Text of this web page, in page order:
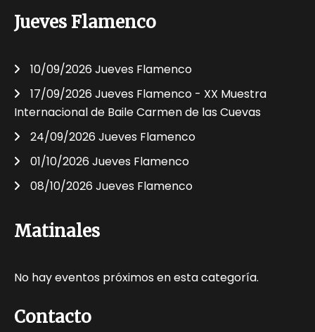
Jueves Flamenco
10/09/2026 Jueves Flamenco
17/09/2026 Jueves Flamenco - XX Muestra
Internacional de Baile Carmen de las Cuevas
24/09/2026 Jueves Flamenco
01/10/2026 Jueves Flamenco
08/10/2026 Jueves Flamenco
Matinales
No hay eventos próximos en esta categoría.
Contacto